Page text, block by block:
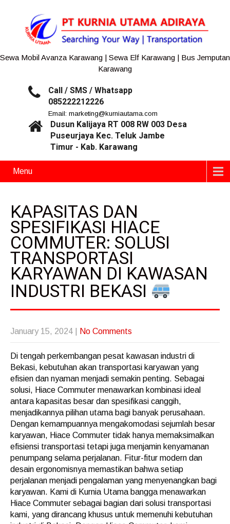
Sewa Mobil Avanza Karawang | Sewa Elf Karawang | Bus Jemputan
Karawang
Call / SMS / Whatsapp
085222212226
Email: marketing@kurniautama.com
Dusun Kalijaya RT 008 RW 003 Desa
Puseurjaya Kec. Teluk Jambe
Timur - Kab. Karawang
Menu
KAPASITAS DAN
SPESIFIKASI HIACE
COMMUTER: SOLUSI
TRANSPORTASI
KARYAWAN DI KAWASAN
INDUSTRI BEKASI
January 15, 2024 No Comments
Di tengah perkembangan pesat kawasan industri di
Bekasi, kebutuhan akan transportasi karyawan yang
efisien dan nyaman menjadi semakin penting. Sebagai
solusi, Hiace Commuter menawarkan kombinasi ideal
antara kapasitas besar dan spesifikasi canggih,
menjadikannya pilihan utama bagi banyak perusahaan.
Dengan kemampuannya mengakomodasi sejumlah besar
karyawan, Hiace Commuter tidak hanya memaksimalkan
efisiensi transportasi tetapi juga menjamin kenyamanan
penumpang selama perjalanan. Fitur-fitur modern dan
desain ergonomisnya memastikan bahwa setiap
perjalanan menjadi pengalaman yang menyenangkan bagi
karyawan. Kami di Kurnia Utama bangga menawarkan
Hiace Commuter sebagai bagian dari solusi transportasi
kami, yang dirancang khusus untuk memenuhi kebutuhan